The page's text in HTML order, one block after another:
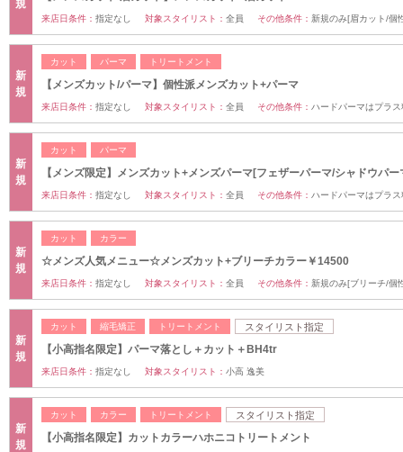
規
来店日条件： 指定なし 対象スタイリスト： 全員 その他条件： 新規のみ[眉カット/個
新
規
カット パーマ トリートメント
【メンズカット/パーマ】個性派メンズカット+パーマ
来店日条件： 指定なし 対象スタイリスト： 全員 その他条件： ハードパーマはプラ
新
規
カット パーマ
【メンズ限定】メンズカット+メンズパーマ[フェザーパーマ/シャドウパー
来店日条件： 指定なし 対象スタイリスト： 全員 その他条件： ハードパーマはプラ
新
規
カット カラー
☆メンズ人気メニュー☆メンズカット+ブリーチカラー￥14500
来店日条件： 指定なし 対象スタイリスト： 全員 その他条件： 新規のみ[ブリーチ/個
新
規
カット 縮毛矯正 トリートメント スタイリスト指定
【小高指名限定】パーマ落とし＋カット＋BH4tr
来店日条件： 指定なし 対象スタイリスト： 小高 逸美
新
規
カット カラー トリートメント スタイリスト指定
【小高指名限定】カットカラーハホニコトリートメント